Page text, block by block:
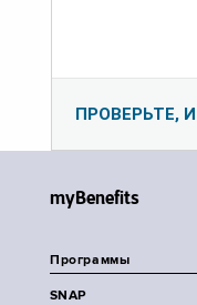
ПРОВЕРЬТЕ,
myBenefits
Программы
SNAP